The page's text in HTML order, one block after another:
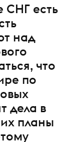
СНГ есть
над
что
по
дела в
планы